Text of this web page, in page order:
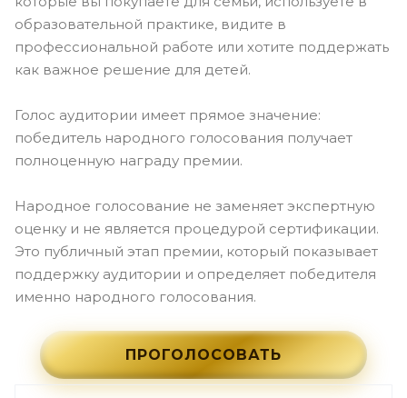
образовательной практике, видите в
профессиональной работе или хотите поддержать
как важное решение для детей.
Голос аудитории имеет прямое значение:
победитель народного голосования получает
полноценную награду премии.
Народное голосование не заменяет экспертную
оценку и не является процедурой сертификации.
Это публичный этап премии, который показывает
поддержку аудитории и определяет победителя
именно народного голосования.
ПРОГОЛОСОВАТЬ